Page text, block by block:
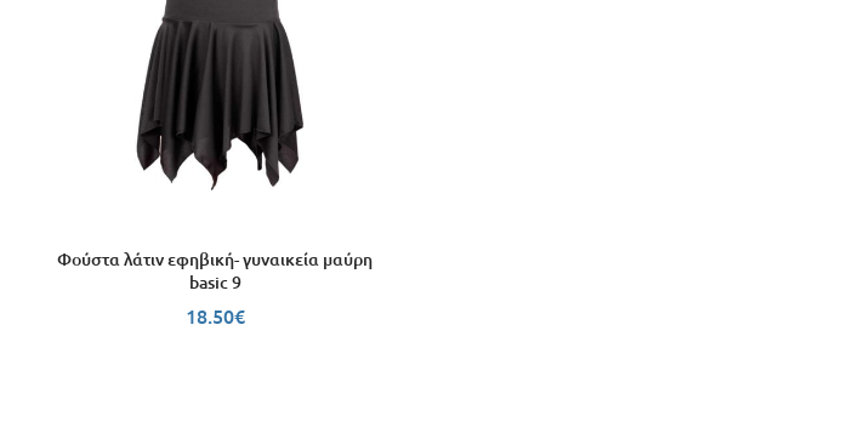
Φούστα λάτιν εφηβική- γυναικεία μαύρη
basic 9
18.50€